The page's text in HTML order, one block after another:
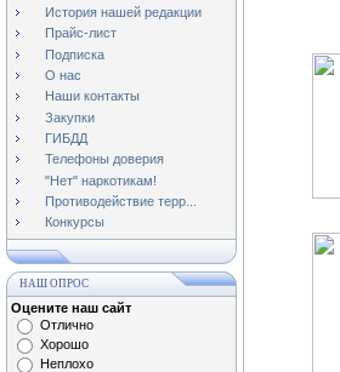
История нашей редакции
Прайс-лист
Подписка
О нас
Наши контакты
Закупки
ГИБДД
Телефоны доверия
"Нет" наркотикам!
Противодействие терр...
Конкурсы
НАШ ОПРОС
Оцените наш сайт
Отлично
Хорошо
Неплохо